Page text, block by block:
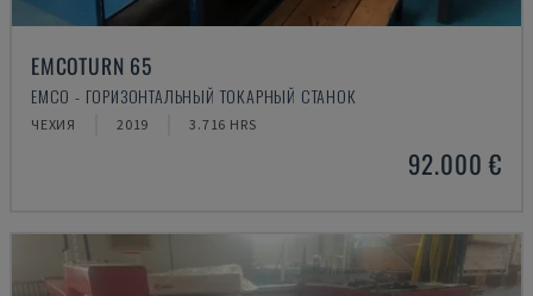
EMCOTURN 65
EMCO - ГОРИЗОНТАЛЬНЫЙ ТОКАРНЫЙ СТАНОК
ЧЕХИЯ 2019 3.716 HRS
92.000 €